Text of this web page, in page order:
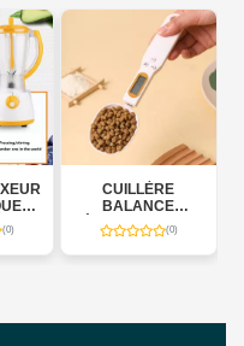
CASSEROLE
ÉLECTRIQUE 1,5 L
600 W